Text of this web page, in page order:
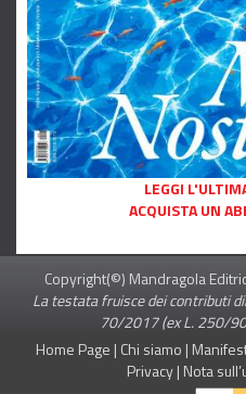
LEGGI
ACQUISTA UN
Copyright(©) Mandragola
La testata fruisce dei contributi
70/2017 (ex L. 250/
Home Page | Chi siamo |
Privacy| Nota